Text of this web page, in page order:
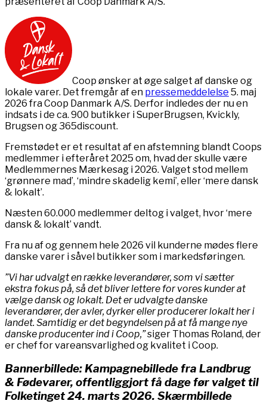
Coop ønsker at øge salget af danske og
lokale varer. Det fremgår af en pressemeddelelse 5. maj
2026 fra Coop Danmark A/S. Derfor indledes der nu en
indsats i de ca. 900 butikker i SuperBrugsen, Kvickly,
Brugsen og 365discount.
Fremstødet er et resultat af en afstemning blandt Coops
medlemmer i efteråret 2025 om, hvad der skulle være
Medlemmernes Mærkesag i 2026. Valget stod mellem
‘grønnere mad’, ‘mindre skadelig kemi’, eller ‘mere dansk
& lokalt’.
Næsten 60.000 medlemmer deltog i valget, hvor ‘mere
dansk & lokalt’ vandt.
Fra nu af og gennem hele 2026 vil kunderne mødes flere
danske varer i såvel butikker som i markedsføringen.
”Vi har udvalgt en række leverandører, som vi sætter
ekstra fokus på, så det bliver lettere for vores kunder at
vælge dansk og lokalt. Det er udvalgte danske
leverandører, der avler, dyrker eller producerer lokalt her i
landet. Samtidig er det begyndelsen på at få mange nye
danske producenter ind i Coop,”siger Thomas Roland, der
er chef for vareansvarlighed og kvalitet i Coop.
Bannerbillede: Kampagnebillede fra Landbrug
& Fødevarer, offentliggjort få dage før valget til
Folketinget 24. marts 2026. Skærmbillede